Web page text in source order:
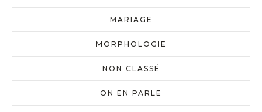
MARIAGE
MORPHOLOGIE
NON CLASSÉ
ON EN PARLE